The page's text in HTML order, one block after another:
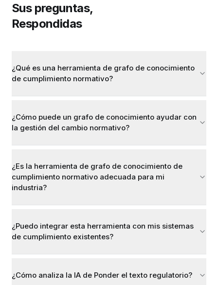
Sus preguntas,
Respondidas
¿Qué es una herramienta de grafo de conocimiento
de cumplimiento normativo?
¿Cómo puede un grafo de conocimiento ayudar con
la gestión del cambio normativo?
¿Es la herramienta de grafo de conocimiento de
cumplimiento normativo adecuada para mi
industria?
¿Puedo integrar esta herramienta con mis sistemas
de cumplimiento existentes?
¿Cómo analiza la IA de Ponder el texto regulatorio?